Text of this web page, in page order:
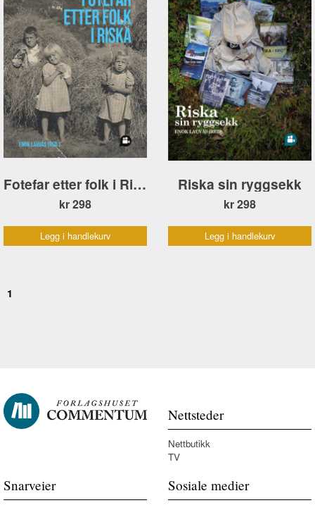
Fotefar etter folk i Riska
kr 298
Legg i handlekurv
Riska sin ryggsekk
kr 298
Legg i handlekurv
1
Nettsteder
Nettbutikk
TV
Snarveier Sosiale medier